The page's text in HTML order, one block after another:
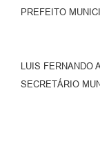
PREFEITO
LUIS FERNANDO
SECRETÁRIO